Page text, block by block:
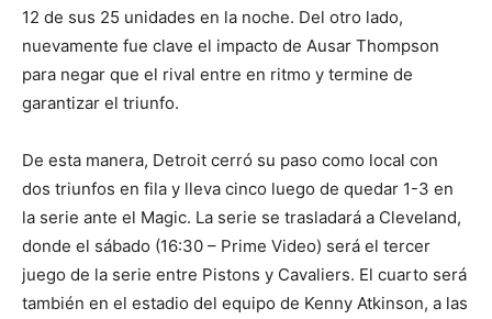
12 de sus 25 unidades en la noche. Del otro lado,
nuevamente fue clave el impacto de Ausar Thompson
para negar que el rival entre en ritmo y termine de
garantizar el triunfo.
De esta manera, Detroit cerró su paso como local con
dos triunfos en fila y lleva cinco luego de quedar 1-3 en
la serie ante el Magic. La serie se trasladará a Cleveland,
donde el sábado (16:30 – Prime Video) será el tercer
juego de la serie entre Pistons y Cavaliers. El cuarto será
también en el estadio del equipo de Kenny Atkinson, a las